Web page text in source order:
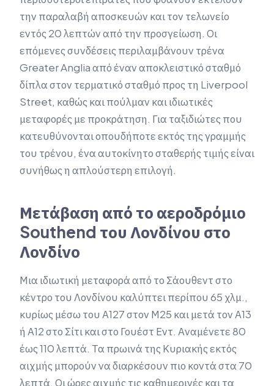
την παραλαβή αποσκευών και τον τελωνείο
εντός 20 λεπτών από την προσγείωση. Οι
επόμενες συνδέσεις περιλαμβάνουν τρένα
Greater Anglia από έναν αποκλειστικό σταθμό
δίπλα στον τερματικό σταθμό προς τη Liverpool
Street, καθώς και πούλμαν και ιδιωτικές
μεταφορές με προκράτηση. Για ταξιδιώτες που
κατευθύνονται οπουδήποτε εκτός της γραμμής
του τρένου, ένα αυτοκίνητο σταθερής τιμής είναι
συνήθως η απλούστερη επιλογή.
Μετάβαση από το αεροδρόμιο
Southend του Λονδίνου στο
Λονδίνο
Μια ιδιωτική μεταφορά από το Σάουθεντ στο
κέντρο του Λονδίνου καλύπτει περίπου 65 χλμ.,
κυρίως μέσω του Α127 στον Μ25 και μετά τον Α13
ή Α12 στο Σίτι και στο Γουέστ Εντ. Αναμένετε 80
έως 110 λεπτά. Τα πρωινά της Κυριακής εκτός
αιχμής μπορούν να διαρκέσουν πιο κοντά στα 70
λεπτά. Οι ώρες αιχμής τις καθημερινές και τα